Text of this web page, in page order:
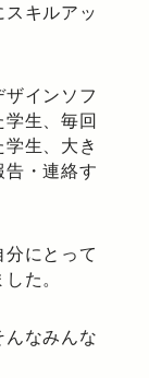
キルアッ
インソフ
学生、毎回
生、大き
・連絡す
にとって
た。
んなみんな